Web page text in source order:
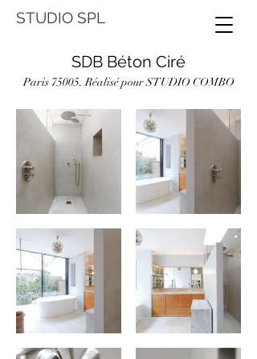
STUDIO SPL
SDB Béton Ciré
Paris 75005. Réalisé pour STUDIO COMBO